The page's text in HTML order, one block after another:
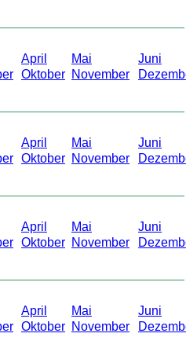
April Mai
Juni
Oktober November
April Mai
Juni
Oktober November
April Mai
Juni
Oktober November
April Mai
Juni
Oktober November